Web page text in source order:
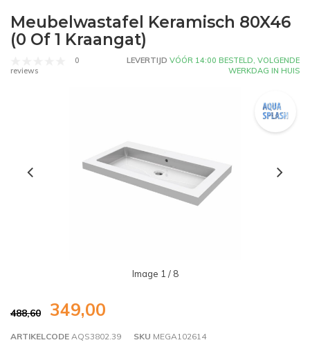
Meubelwastafel Keramisch 80X46
(0 Of 1 Kraangat)
0
reviews
LEVERTIJD VÓÓR 14:00 BESTELD, VOLGENDE
WERKDAG IN HUIS
Image 1 / 8
488,60 349,00
ARTIKELCODE AQS3802.39 SKU MEGA102614